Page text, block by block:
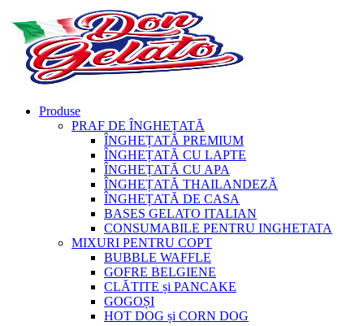
Produse
PRAF DE ÎNGHEȚATĂ
ÎNGHEȚATĂ PREMIUM
ÎNGHEȚATĂ CU LAPTE
ÎNGHEȚATĂ CU APA
ÎNGHEȚATĂ THAILANDEZĂ
ÎNGHEȚATĂ DE CASA
BASES GELATO ITALIAN
CONSUMABILE PENTRU INGHETATA
MIXURI PENTRU COPT
BUBBLE WAFFLE
GOFRE BELGIENE
CLĂTITE și PANCAKE
GOGOȘI
HOT DOG și CORN DOG